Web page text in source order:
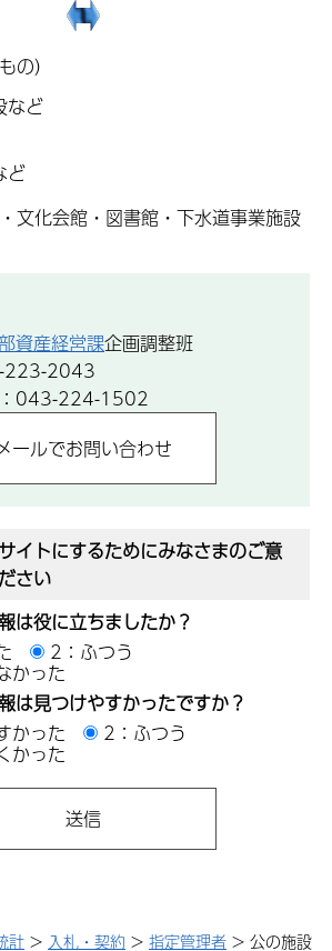
の）
など
ど
文化会館・図書館・下水道事業施設
資産経営課企画調整班
223-2043
：043-224-1502
イトにするためにみなさまのご意
さい
は役に立ちましたか？
2：ふつう
かった
は見つけやすかったですか？
かった
2：ふつう
かった
計 > 入札・契約 > 指定管理者 > 公の施設